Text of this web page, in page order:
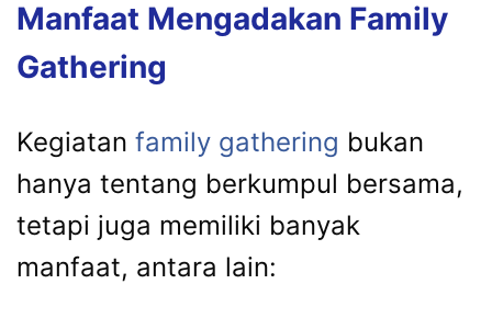
Manfaat Mengadakan Family
Gathering
Kegiatan family gathering bukan
hanya tentang berkumpul bersama,
tetapi juga memiliki banyak
manfaat, antara lain: